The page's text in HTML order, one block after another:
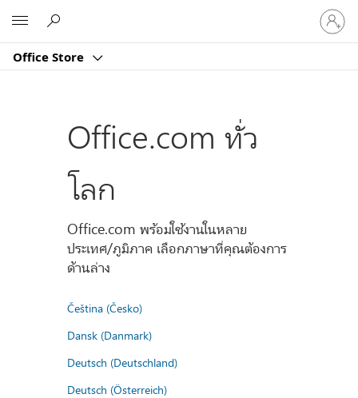
Office Store
ลงชื่อ
เข้า
บัญชี
Office.com ทั่ว
โลก
Office.com พร้อมใช้งานในหลาย
ประเทศ/ภูมิภาค เลือกภาษาที่คุณต้องการ
ด้านล่าง
Čeština (Česko)
Dansk (Danmark)
Deutsch (Deutschland)
Deutsch (Österreich)